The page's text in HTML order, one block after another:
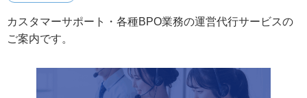
カスタマーサポート・各種BPO業務の運営代行サービスの
ご案内です。